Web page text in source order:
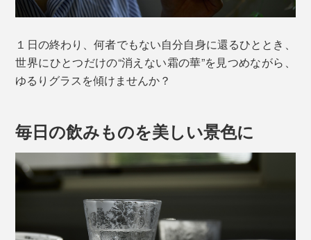
１日の終わり、何者でもない自分自身に還るひととき、
世界にひとつだけの“消えない霜の華”を見つめながら、
ゆるりグラスを傾けませんか？
毎日の飲みものを美しい景色に